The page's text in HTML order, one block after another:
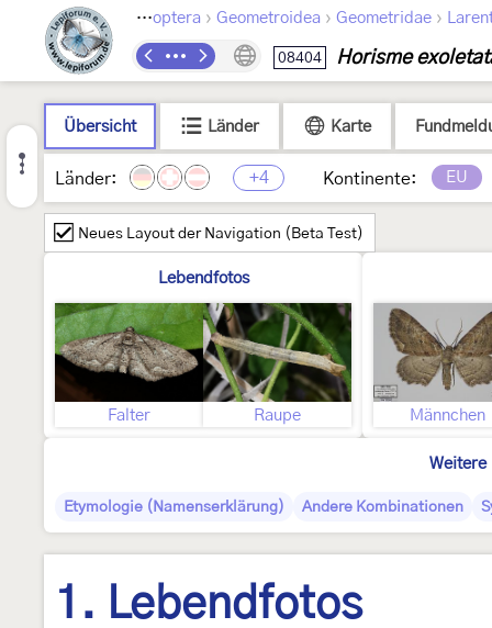
Lepidoptera › Geometroidea › Geometridae ›
08404 Horisme
Übersicht Länder Karte
Länder: +4 Kontinente: EU
Neues Layout der Navigation (Beta Test)
Lebendfotos
Falter Raupe Männchen
Weitere
Etymologie (Namenserklärung) Andere Kombinationen
1. Lebendfotos